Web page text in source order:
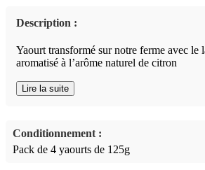
Description :
Yaourt transformé sur notre ferme avec le
aromatisé à l’arôme naturel de citron
Lire la suite
Conditionnement :
Pack de 4 yaourts de 125g